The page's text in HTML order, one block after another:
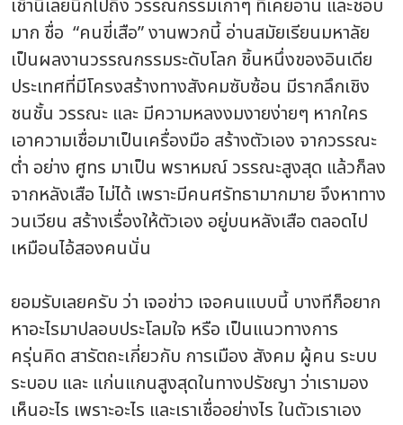
เช้านี้เลยนึกไปถึง วรรณกรรมเก่าๆ ที่เคยอ่าน และชอบ
มาก ชื่อ “คนขี่เสือ” งานพวกนี้ อ่านสมัยเรียนมหาลัย
เป็นผลงานวรรณกรรมระดับโลก ชิ้นหนึ่งของอินเดีย
ประเทศที่มีโครงสร้างทางสังคมซับซ้อน มีรากลึกเชิง
ชนชั้น วรรณะ และ มีความหลงงมงายง่ายๆ หากใคร
เอาความเชื่อมาเป็นเครื่องมือ สร้างตัวเอง จากวรรณะ
ต่ำ อย่าง ศูทร มาเป็น พราหมณ์ วรรณะสูงสุด แล้วก็ลง
จากหลังเสือ ไม่ได้ เพราะมีคนศรัทธามากมาย จึงหาทาง
วนเวียน สร้างเรื่องให้ตัวเอง อยู่บนหลังเสือ ตลอดไป
เหมือนไอ้สองคนนั่น
ยอมรับเลยครับ ว่า เจอข่าว เจอคนแบบนี้ บางทีก็อยาก
หาอะไรมาปลอบประโลมใจ หรือ เป็นแนวทางการ
ครุ่นคิด สารัตถะเกี่ยวกับ การเมือง สังคม ผู้คน ระบบ
ระบอบ และ แก่นแกนสูงสุดในทางปรัชญา ว่าเรามอง
เห็นอะไร เพราะอะไร และเราเชื่ออย่างไร ในตัวเราเอง